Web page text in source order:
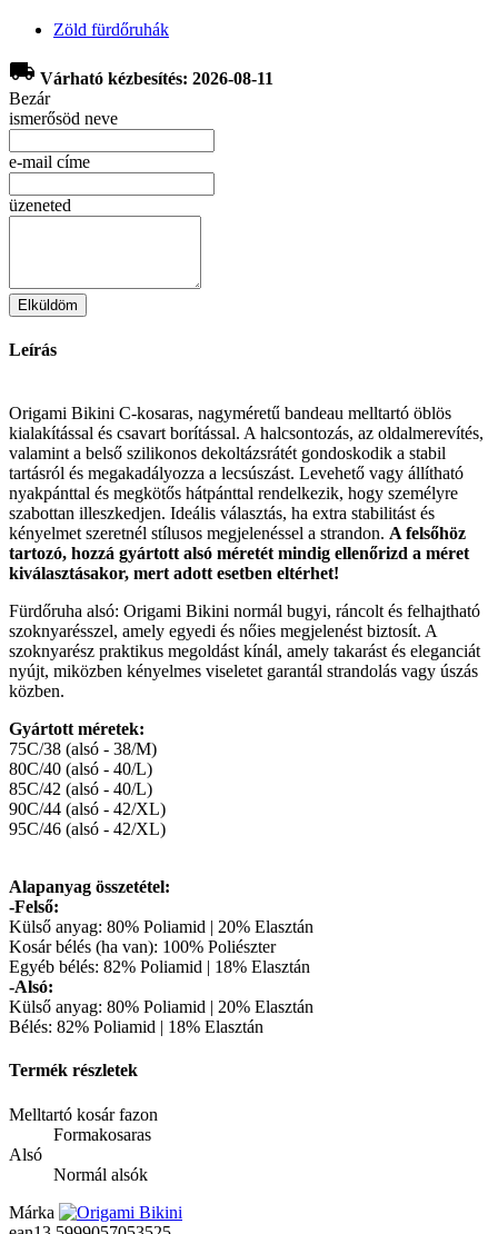
Zöld fürdőruhák
local_shipping Várható kézbesítés: 2026-08-11
Bezár
ismerősöd neve
e-mail címe
üzeneted
Elküldöm
Leírás
Origami Bikini C-kosaras, nagyméretű bandeau melltartó öblös
kialakítással és csavart borítással. A halcsontozás, az oldalmerevítés,
valamint a belső szilikonos dekoltázsrátét gondoskodik a stabil
tartásról és megakadályozza a lecsúszást. Levehető vagy állítható
nyakpánttal és megkötős hátpánttal rendelkezik, hogy személyre
szabottan illeszkedjen. Ideális választás, ha extra stabilitást és
kényelmet szeretnél stílusos megjelenéssel a strandon. A felsőhöz
tartozó, hozzá gyártott alsó méretét mindig ellenőrizd a méret
kiválasztásakor, mert adott esetben eltérhet!
Fürdőruha alsó: Origami Bikini normál bugyi, ráncolt és felhajtható
szoknyarésszel, amely egyedi és nőies megjelenést biztosít. A
szoknyarész praktikus megoldást kínál, amely takarást és eleganciát
nyújt, miközben kényelmes viseletet garantál strandolás vagy úszás
közben.
Gyártott méretek:
75C/38 (alsó - 38/M)
80C/40 (alsó - 40/L)
85C/42 (alsó - 40/L)
90C/44 (alsó - 42/XL)
95C/46 (alsó - 42/XL)
Alapanyag összetétel:
-Felső:
Külső anyag: 80% Poliamid | 20% Elasztán
Kosár bélés (ha van): 100% Poliészter
Egyéb bélés: 82% Poliamid | 18% Elasztán
-Alsó:
Külső anyag: 80% Poliamid | 20% Elasztán
Bélés: 82% Poliamid | 18% Elasztán
Termék részletek
Melltartó kosár fazon
Formakosaras
Alsó
Normál alsók
Márka